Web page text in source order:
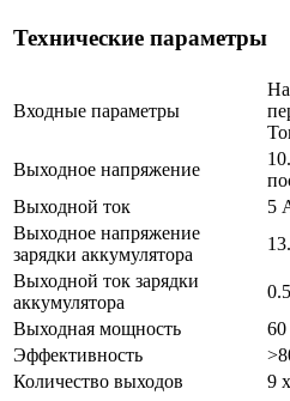
Технические параметры
Входные параметры
Выходное напряжение
Выходной ток
5
Выходное напряжение
зарядки аккумулятора
Выходной ток зарядки
аккумулятора
Выходная мощность
Эффективность
Количество выходов
9